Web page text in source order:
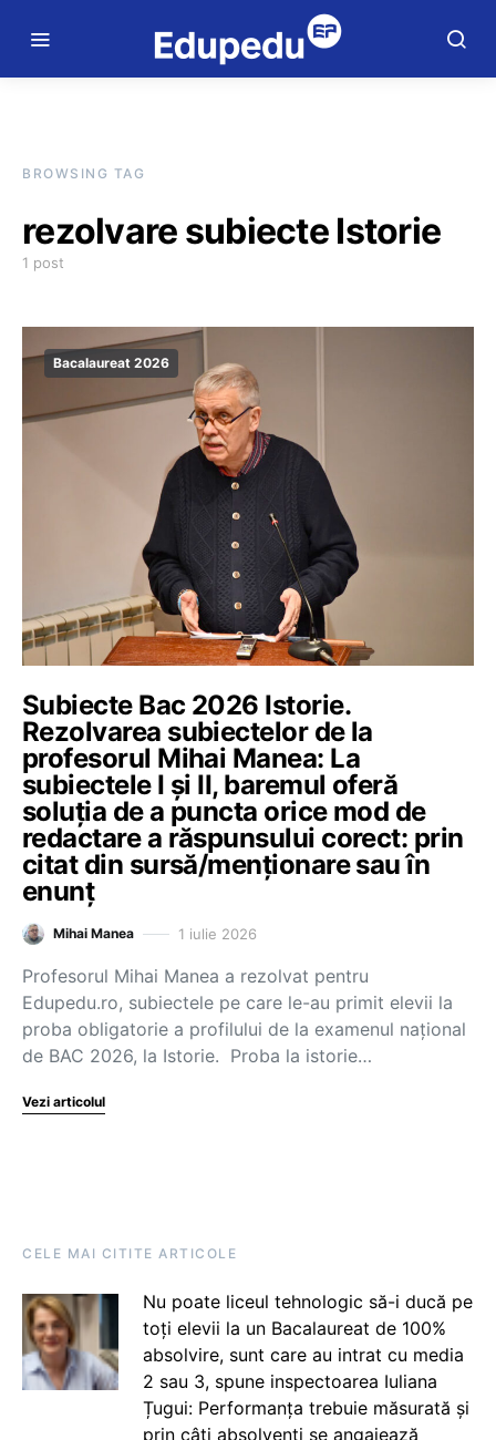
BROWSING TAG
rezolvare subiecte Istorie
1 post
Bacalaureat 2026
Subiecte Bac 2026 Istorie.
Rezolvarea subiectelor de la
profesorul Mihai Manea: La
subiectele I și II, baremul oferă
soluția de a puncta orice mod de
redactare a răspunsului corect: prin
citat din sursă/menționare sau în
enunț
Mihai Manea 1 iulie 2026
Profesorul Mihai Manea a rezolvat pentru
Edupedu.ro, subiectele pe care le-au primit elevii la
proba obligatorie a profilului de la examenul național
de BAC 2026, la Istorie. Proba la istorie…
Vezi articolul
CELE MAI CITITE ARTICOLE
Nu poate liceul tehnologic să-i ducă pe
toți elevii la un Bacalaureat de 100%
absolvire, sunt care au intrat cu media
2 sau 3, spune inspectoarea Iuliana
Țugui: Performanța trebuie măsurată și
prin câți absolvenți se angajează